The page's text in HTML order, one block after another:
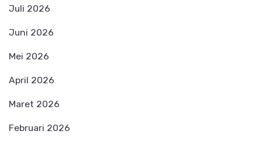
Juli 2026
Juni 2026
Mei 2026
April 2026
Maret 2026
Februari 2026